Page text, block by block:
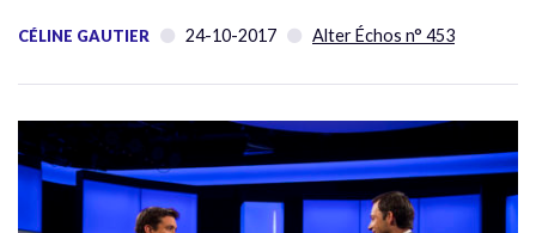
CÉLINE GAUTIER 24-10-2017 Alter Échos n° 453